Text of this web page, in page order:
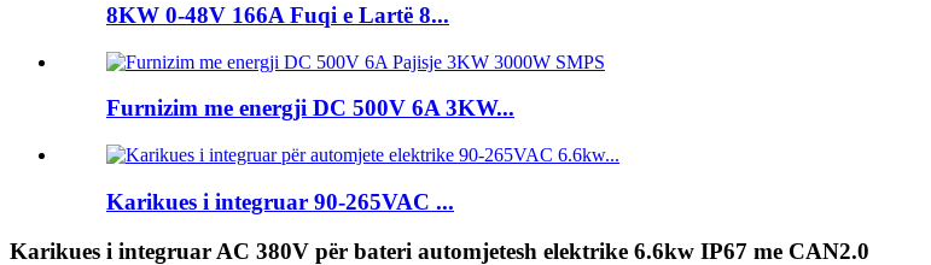
8KW 0-48V 166A Fuqi e Lartë 8...
Furnizim me energji DC 500V 6A 3KW...
Karikues i integruar 90-265VAC ...
Karikues i integruar AC 380V për bateri automjetesh elektrike 6.6kw IP67 me CAN2.0